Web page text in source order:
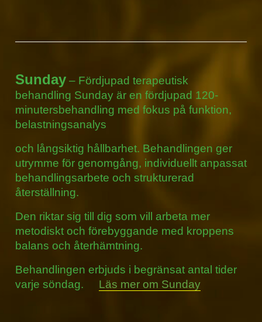
Sunday– Fördjupad terapeutisk
behandling Sunday är en fördjupad 120-
minutersbehandling med fokus på funktion,
belastningsanalys
och långsiktig hållbarhet. Behandlingen ger
utrymme för genomgång, individuellt anpassat
behandlingsarbete och strukturerad
återställning.
Den riktar sig till dig som vill arbeta mer
metodiskt och förebyggande med kroppens
balans och återhämtning.
Behandlingen erbjuds i begränsat antal tider
varje söndag.
Läs mer om Sunday